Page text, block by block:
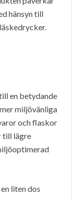
hänsyn till
en betydande
miljövänliga
och flaskor
till lägre
liten dos